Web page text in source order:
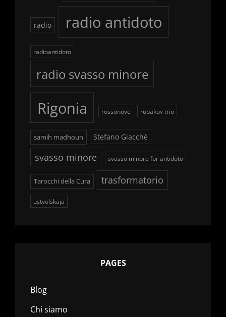
radio radio antidoto
radioantidoto
radio svasso minore
Rigonia rossonove rubakov trio
samih madhoun Stefano Giacchè
svasso minore svasso minore for antidoto
Tarocchi della Cura trasformatorio
ustvolskaja
PAGES
Blog
Chi siamo